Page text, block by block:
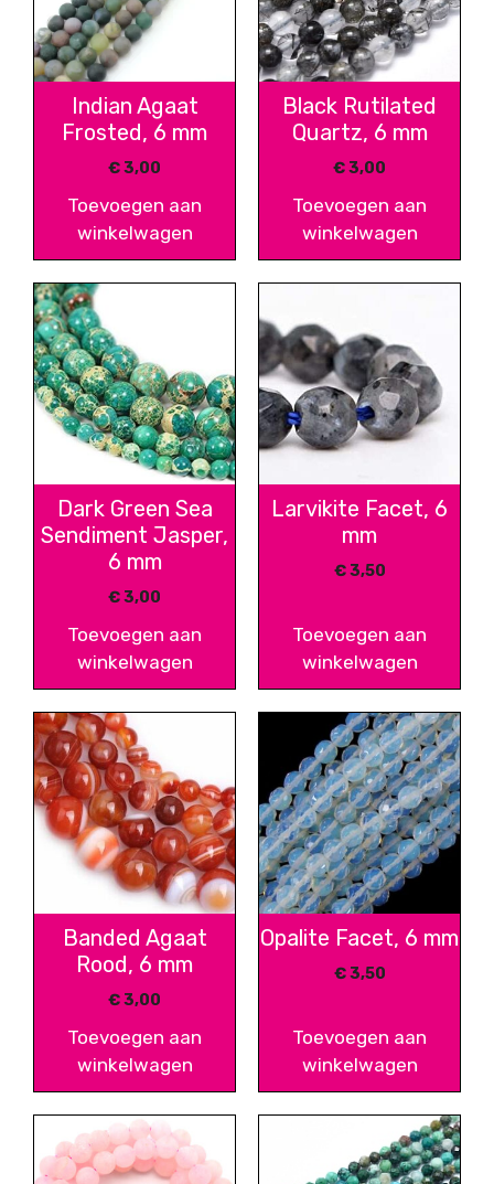
Indian Agaat
Frosted, 6 mm
€3,00
Toevoegen aan
winkelwagen
Black Rutilated
Quartz, 6 mm
€3,00
Toevoegen aan
winkelwagen
Dark Green Sea
Sendiment Jasper,
6 mm
€3,00
Toevoegen aan
winkelwagen
Larvikite Facet, 6
mm
€3,50
Toevoegen aan
winkelwagen
Banded Agaat
Rood, 6 mm
€3,00
Toevoegen aan
winkelwagen
Opalite Facet, 6 mm
€3,50
Toevoegen aan
winkelwagen